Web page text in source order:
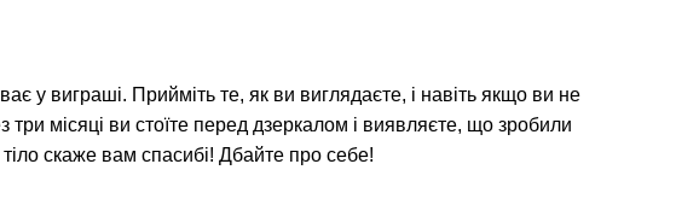
у виграші. Прийміть те, як ви виглядаєте, і навіть якщо ви не
місяці ви стоїте перед дзеркалом і виявляєте, що зробили
скаже вам спасибі! Дбайте про себе!